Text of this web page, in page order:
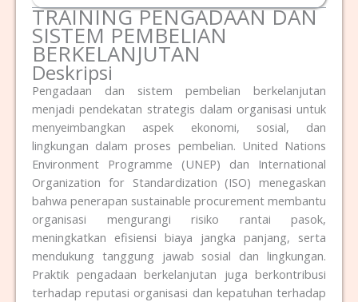
TRAINING PENGADAAN DAN
SISTEM PEMBELIAN
BERKELANJUTAN
Deskripsi
Pengadaan dan sistem pembelian berkelanjutan
menjadi pendekatan strategis dalam organisasi untuk
menyeimbangkan aspek ekonomi, sosial, dan
lingkungan dalam proses pembelian. United Nations
Environment Programme (UNEP) dan International
Organization for Standardization (ISO) menegaskan
bahwa penerapan sustainable procurement membantu
organisasi mengurangi risiko rantai pasok,
meningkatkan efisiensi biaya jangka panjang, serta
mendukung tanggung jawab sosial dan lingkungan.
Praktik pengadaan berkelanjutan juga berkontribusi
terhadap reputasi organisasi dan kepatuhan terhadap